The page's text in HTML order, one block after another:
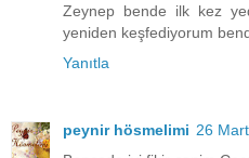
Zeynep bende ilk kez
yeniden keşfediyorum
Yanıtla
peynir hösmelimi 26